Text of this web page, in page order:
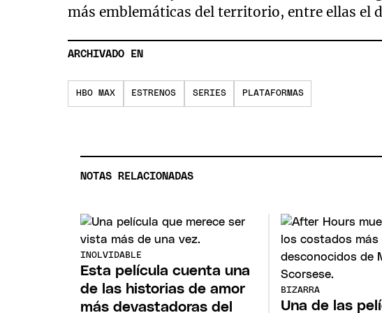
más emblemáticas del territorio, entre ellas el
ARCHIVADO EN
HBO MAX ESTRENOS SERIES PLATAFORMAS
NOTAS RELACIONADAS
INOLVIDABLE
Esta película cuenta una
de las historias de amor
más devastadoras del
BIZARRA
Una de las